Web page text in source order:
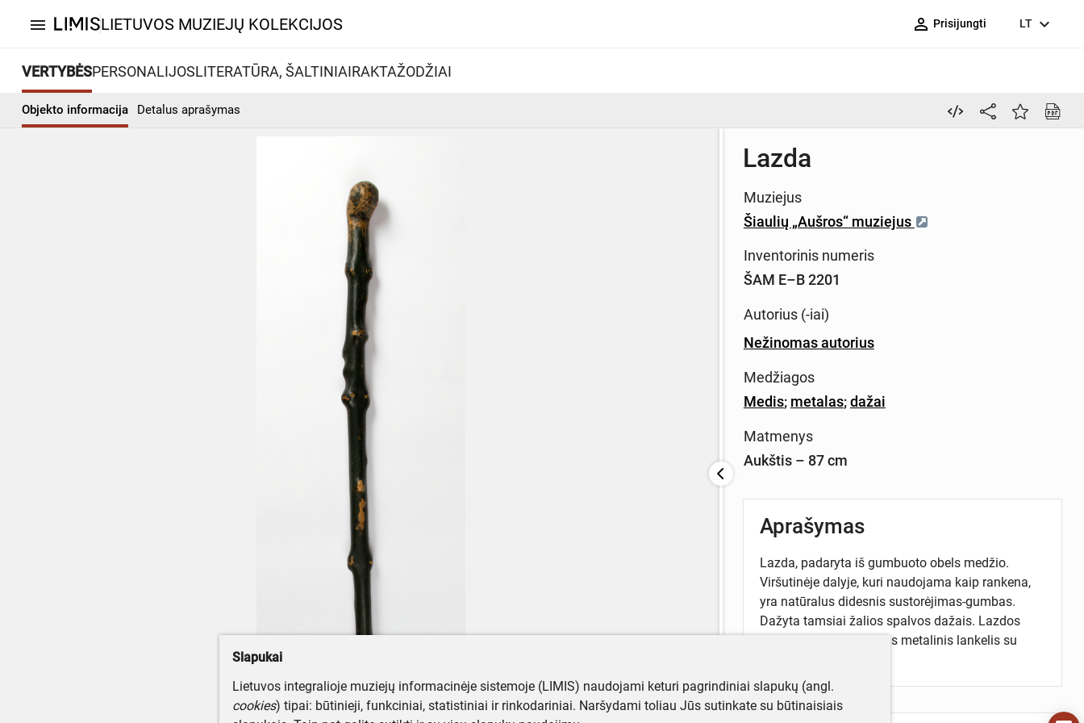
menu LIETUVOS MUZIEJŲ KOLEKCIJOS person_outline Prisijungti LT expand_more
VERTYBĖSPERSONALIJOSLITERATŪRA, ŠALTINIAIRAKTAŽODŽIAI
Objekto informacija Detalus aprašymas
Lazda
Muziejus
Šiaulių „Aušros“ muziejus
Inventorinis numeris
ŠAM E–B 2201
Autorius (-iai)
Nežinomas autorius
Medžiagos
Medis; metalas;dažai
Matmenys
Aukštis – 87 cm
Aprašymas
Lazda, padaryta iš gumbuoto obels medžio.
Viršutinėje dalyje, kuri naudojama kaip rankena,
yra natūralus didesnis sustorėjimas-gumbas.
Dažyta tamsiai žalios spalvos dažais. Lazdos
apatinėje dalyje uždėtas metalinis lankelis su
Slapukai
Lietuvos integralioje muziejų informacinėje sistemoje (LIMIS) naudojami keturi pagrindiniai slapukų (angl.
cookies) tipai: būtinieji, funkciniai, statistiniai ir rinkodariniai. Naršydami toliau Jūs sutinkate su būtinaisiais